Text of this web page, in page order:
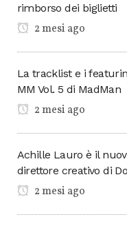
rimborso dei biglietti
2 mesi ago
La tracklist e i
MM Vol. 5 di MadMan
2 mesi ago
Achille Lauro è il
direttore creativo di
2 mesi ago